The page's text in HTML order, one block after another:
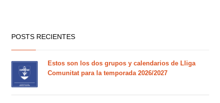
POSTS RECIENTES
Estos son los dos grupos y calendarios de Lliga
Comunitat para la temporada 2026/2027